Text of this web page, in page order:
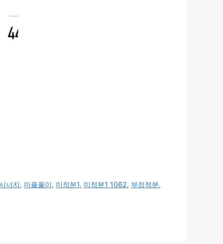
너지, 마플풀이, 미적분1, 미적분1 1062, 부정적분,